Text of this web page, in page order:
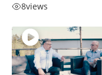
8views